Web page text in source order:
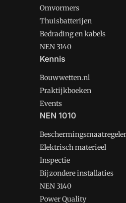
Omvormers
Thuisbatterijen
Bedrading en kabels
NEN 3140
Kennis
Bouwwetten.nl
Praktijkboeken
Events
NEN 1010
Elektrisch materieel
Inspectie
Bijzondere installaties
NEN 3140
Power Quality